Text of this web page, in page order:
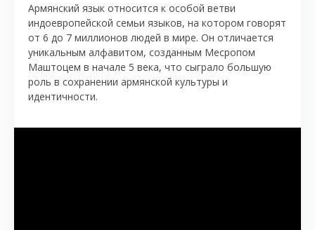
Армянский язык относится к особой ветви
индоевропейской семьи языков, на котором говорят
от 6 до 7 миллионов людей в мире. Он отличается
уникальным алфавитом, созданным Месропом
Маштоцем в начале 5 века, что сыграло большую
роль в сохранении армянской культуры и
идентичности.